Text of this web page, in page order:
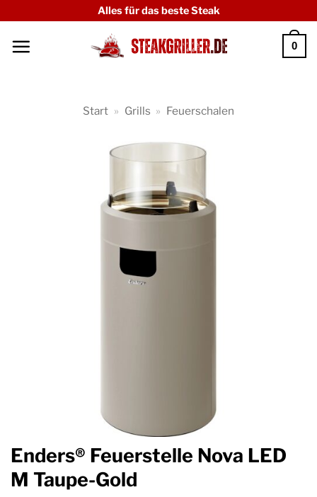
springen
Alles für das beste Steak
0
Start » Grills » Feuerschalen
Enders® Feuerstelle Nova LED
M Taupe-Gold